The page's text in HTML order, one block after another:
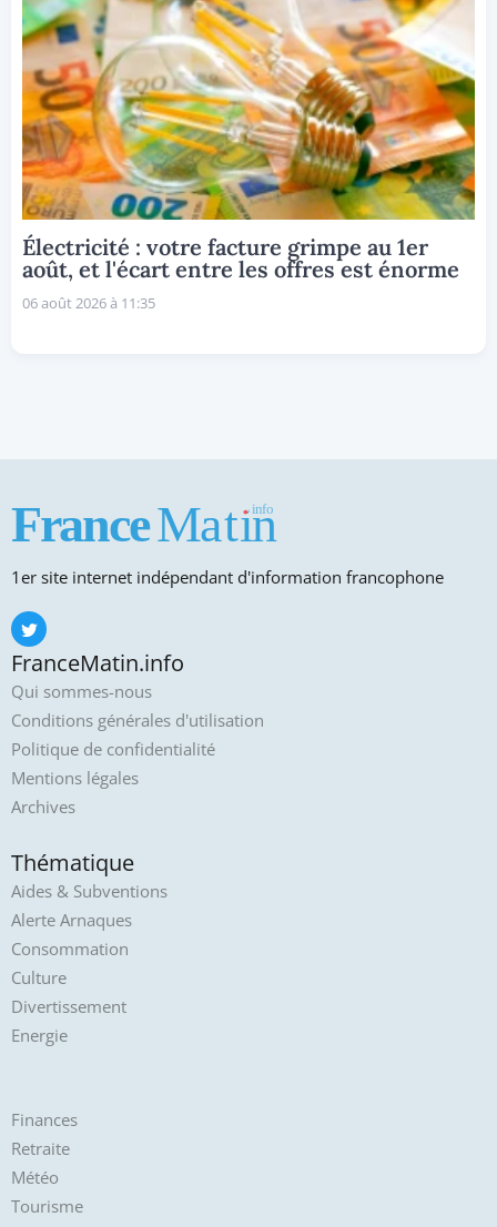
Électricité : votre facture grimpe au 1er
août, et l'écart entre les offres est énorme
06 août 2026 à 11:35
1er site internet indépendant d'information francophone
FranceMatin.info
Qui sommes-nous
Conditions générales d'utilisation
Politique de confidentialité
Mentions légales
Archives
Thématique
Aides & Subventions
Alerte Arnaques
Consommation
Culture
Divertissement
Energie
Finances
Retraite
Météo
Tourisme